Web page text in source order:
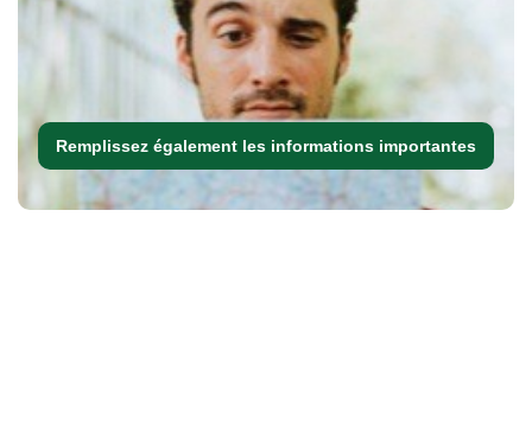
Remplissez également les informations importantes